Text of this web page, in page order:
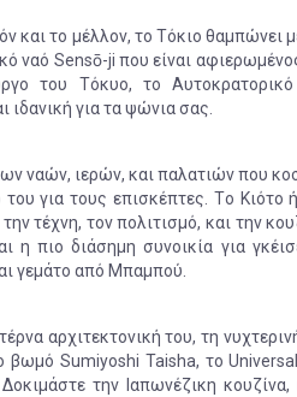
και το μέλλον, το Τόκιο θαμπώνει
ναό Sensō-ji που είναι
του Τόκυο, το
ιδανική για τα ψώνια σας.
ναών, ιερών, και παλατιών που
για τους επισκέπτες. Tο Κιότο
τέχνη, τον πολιτισμό, και την
η πιο διάσημη συνοικία για
γεμάτο από Μπαμπού.
αρχιτεκτονική του, τη
βωμό Sumiyoshi Taisha, το
την Ιαπωνέζικη